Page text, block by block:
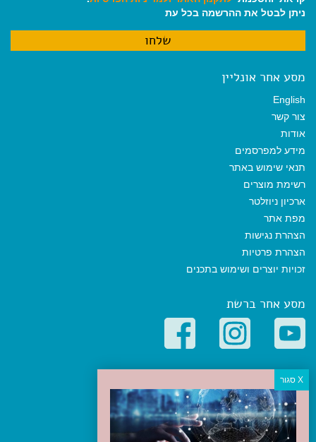
ניתן לבטל את ההרשמה בכל עת
מסע אחר אונליין
English
צור קשר
אודות
מידע למפרסמים
תנאי שימוש באתר
רשימת מוצרים
ארכיון ניוזלטר
מפת אתר
הצהרת נגישות
הצהרת פרטיות
זכויות יוצרים ושימוש בתכנים
מסע אחר ברשת
קטגוריות פופולריות
יעדים
טיולים בישראל
מלונות בוטיק בישראל